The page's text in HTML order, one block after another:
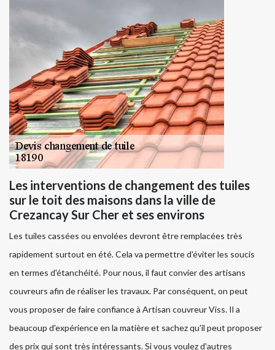
Les interventions de changement des tuiles
sur le toit des maisons dans la ville de
Crezancay Sur Cher et ses environs
Les tuiles cassées ou envolées devront être remplacées très
rapidement surtout en été. Cela va permettre d'éviter les soucis
en termes d'étanchéité. Pour nous, il faut convier des artisans
couvreurs afin de réaliser les travaux. Par conséquent, on peut
vous proposer de faire confiance à Artisan couvreur Viss. Il a
beaucoup d'expérience en la matière et sachez qu'il peut proposer
des prix qui sont très intéressants. Si vous voulez d'autres